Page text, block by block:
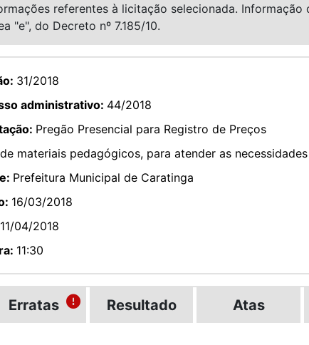
referentes à licitação selecionada. Informação
"e", do Decreto nº 7.185/10.
31/2018
administrativo: 44/2018
Pregão Presencial para Registro de Preços
materiais pedagógicos, para atender as
Prefeitura Municipal de Caratinga
16/03/2018
11/04/2018
11:30
Erratas Resultado Atas